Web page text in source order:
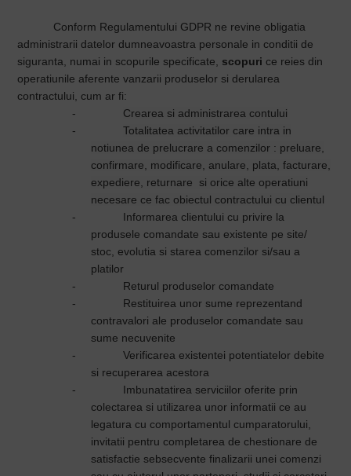
Conform Regulamentului GDPR ne revine obligatia
administrarii datelor dumneavoastra personale in conditii de
siguranta, numai in scopurile specificate, scopuri ce reies din
operatiunile aferente vanzarii produselor si derularea
contractului, cum ar fi:
-
Crearea si administrarea contului
-
Totalitatea activitatilor care intra in
notiunea de prelucrare a comenzilor : preluare,
confirmare, modificare, anulare, plata, facturare,
expediere, returnare si orice alte operatiuni
necesare ce fac obiectul contractului cu clientul
-
Informarea clientului cu privire la
produsele comandate sau existente pe site/
stoc, evolutia si starea comenzilor si/sau a
platilor
-
Returul produselor comandate
-
Restituirea unor sume reprezentand
contravalori ale produselor comandate sau
sume necuvenite
-
Verificarea existentei potentiatelor debite
si recuperarea acestora
-
Imbunatatirea serviciilor oferite prin
colectarea si utilizarea unor informatii ce au
legatura cu comportamentul cumparatorului,
invitatii pentru completarea de chestionare de
satisfactie sebsecvente finalizarii unei comenzi